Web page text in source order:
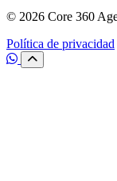
© 2026 Core 360
Política de privacidad